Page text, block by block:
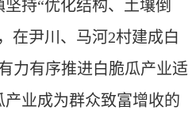
持“优化结构、土壤倒
在尹川、马河2村建成白
力有序推进白脆瓜产业适
业成为群众致富增收的